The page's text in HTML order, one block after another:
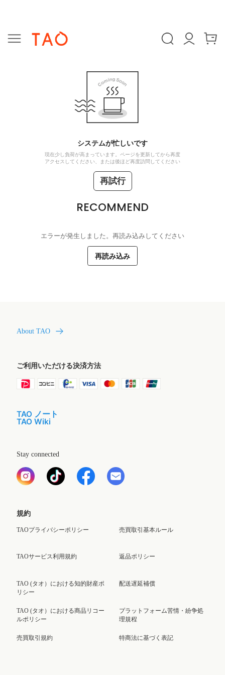
システムが忙しいです
現在少し負荷が高まっています。ページを更新してから再度
アクセスしてください、または後ほど再度訪問してください
再試行
RECOMMEND
エラーが発生しました。再読み込みしてください
再読み込み
About TAO
ご利用いただける決済方法
TAO ノート
TAO Wiki
Stay connected
規約
TAOプライバシーポリシー
TAOサービス利用規約
TAO (タオ）における知的財産ポ
リシー
TAO (タオ）における商品リコー
ルポリシー
売買取引規約
売買取引基本ルール
返品ポリシー
配送遅延補償
プラットフォーム苦情・紛争処
理規程
特商法に基づく表記